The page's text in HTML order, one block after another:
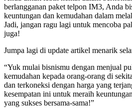
berlangganan paket telpon IM3, Anda
keuntungan dan kemudahan dalam
Jadi, jangan ragu lagi untuk mencoba
juga!
Jumpa lagi di update artikel menarik
“Yuk mulai bisnismu dengan menjual
kemudahan kepada orang-orang di
dan terkoneksi dengan harga yang
kesempatan ini untuk meraih
yang sukses bersama-sama!”